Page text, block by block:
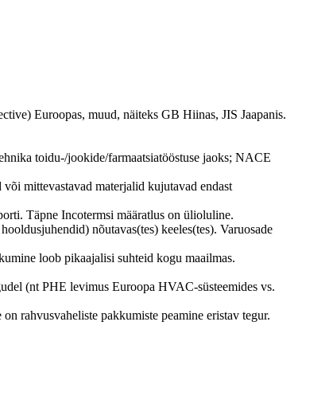
Euroopas, muud, näiteks GB Hiinas, JIS Jaapanis.
toidu-/jookide/farmaatsiatööstuse jaoks; NACE
mittevastavad materjalid kujutavad endast
Täpne Incotermsi määratlus on ülioluline.
nõutavas(tes) keeles(tes). Varuosade
loob pikaajalisi suhteid kogu maailmas.
(nt PHE levimus Euroopa HVAC-süsteemides vs.
rahvusvaheliste pakkumiste peamine eristav tegur.